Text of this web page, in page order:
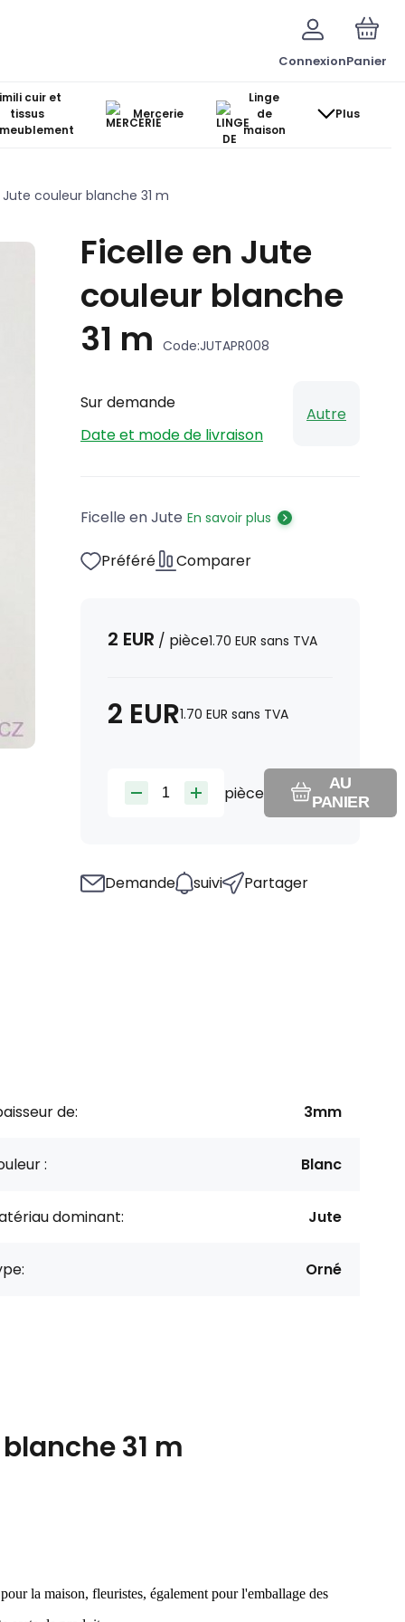
ConnexionPanier
cuir et
tissus
Mercerie
Linge
de
maison
Plus
couleur blanche 31 m
Ficelle en Jute
couleur blanche
31 m Code:JUTAPR008
Sur demande
Date et mode de livraison
Autre
Ficelle en Jute En savoir plus
Préféré Comparer
2 EUR / pièce1.70 EUR sans TVA
2 EUR1.70 EUR sans TVA
pièce
AU
PANIER
Demande suivi Partager
de: 3mm
: Blanc
dominant: Jute
Orné
31 m
la maison, fleuristes, également pour l'emballage des